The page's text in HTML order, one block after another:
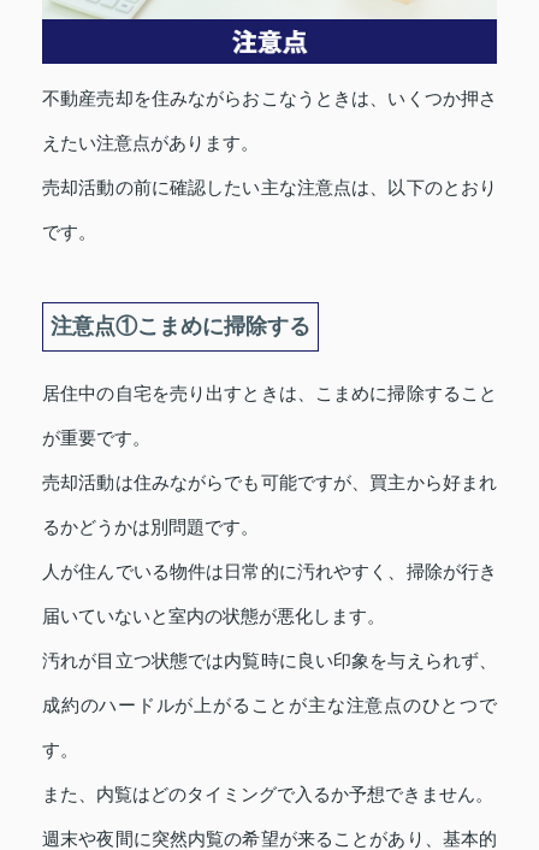
不動産売却を住みながらおこなうときは、いくつか押さ
えたい注意点があります。
売却活動の前に確認したい主な注意点は、以下のとおり
です。
注意点①こまめに掃除する
居住中の自宅を売り出すときは、こまめに掃除すること
が重要です。
売却活動は住みながらでも可能ですが、買主から好まれ
るかどうかは別問題です。
人が住んでいる物件は日常的に汚れやすく、掃除が行き
届いていないと室内の状態が悪化します。
汚れが目立つ状態では内覧時に良い印象を与えられず、
成約のハードルが上がることが主な注意点のひとつで
す。
また、内覧はどのタイミングで入るか予想できません。
週末や夜間に突然内覧の希望が来ることがあり、基本的